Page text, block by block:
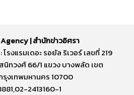
| สำนักข่าวอิศรา
โรงแรมเดอะ รอยัล ริเวอร์ เลขที่ 219
ทวงศ์ 66/1 แขวง บางพลัด เขต
งเทพมหานคร 10700
2413160-1